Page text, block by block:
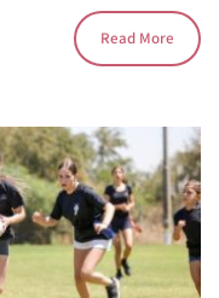
Read More